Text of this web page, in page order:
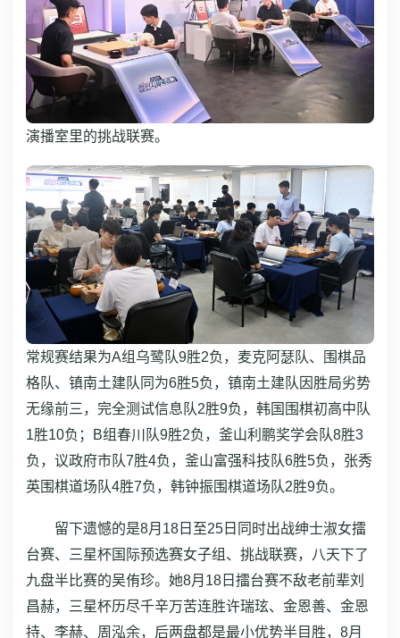
演播室里的挑战联赛。
常规赛结果为A组乌鹭队9胜2负，麦克阿瑟队、围棋品
格队、镇南土建队同为6胜5负，镇南土建队因胜局劣势
无缘前三，完全测试信息队2胜9负，韩国围棋初高中队
1胜10负；B组春川队9胜2负，釜山利鹏奖学会队8胜3
负，议政府市队7胜4负，釜山富强科技队6胜5负，张秀
英围棋道场队4胜7负，韩钟振围棋道场队2胜9负。
留下遗憾的是8月18日至25日同时出战绅士淑女擂
台赛、三星杯国际预选赛女子组、挑战联赛，八天下了
九盘半比赛的吴侑珍。她8月18日擂台赛不敌老前辈刘
昌赫，三星杯历尽千辛万苦连胜许瑞玹、金恩善、金恩
持、李赫、周泓余，后两盘都是最小优势半目胜，8月